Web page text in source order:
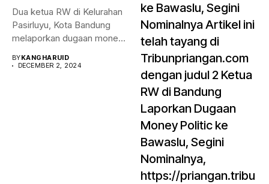
Dua ketua RW di Kelurahan
Pasirluyu, Kota Bandung
melaporkan dugaan money
BYKANGHARUID
DECEMBER 2, 2024
ke Bawaslu, Segini
Nominalnya Artikel ini
telah tayang di
Tribunpriangan.com
dengan judul 2 Ketua
RW di Bandung
Laporkan Dugaan
Money Politic ke
Bawaslu, Segini
Nominalnya,
https://priangan.tribu